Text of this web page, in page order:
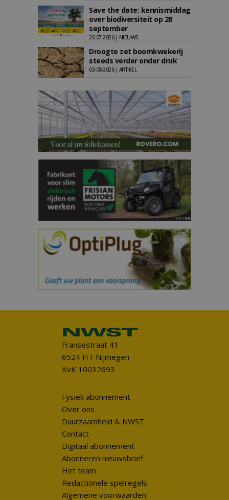
Save the date: kennismiddag
over biodiversiteit op 28
september
20-07-2026 | NIEUWS
Droogte zet boomkwekerij
steeds verder onder druk
03-08-2026 | ARTIKEL
Fransestraat 41
6524 HT Nijmegen
KvK 10032693
Fysiek abonnement
Over ons
Duurzaamheid & NWST
Contact
Digitaal abonnement
Abonneren nieuwsbrief
Het team
Redactionele spelregels
Algemene voorwaarden